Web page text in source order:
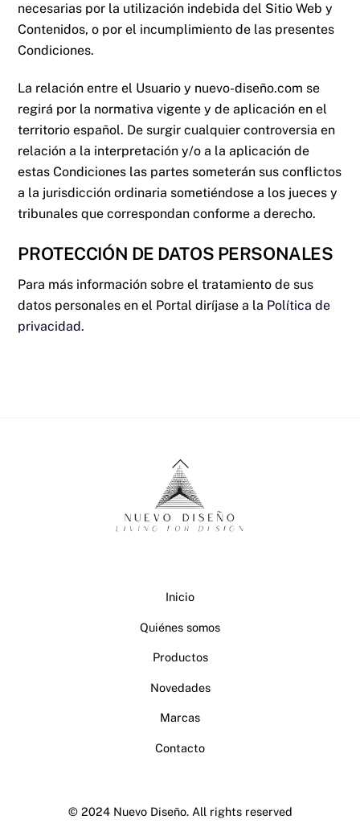
necesarias por la utilización indebida del Sitio Web y
Contenidos, o por el incumplimiento de las presentes
Condiciones.
La relación entre el Usuario y nuevo-diseño.com se
regirá por la normativa vigente y de aplicación en el
territorio español. De surgir cualquier controversia en
relación a la interpretación y/o a la aplicación de
estas Condiciones las partes someterán sus conflictos
a la jurisdicción ordinaria sometiéndose a los jueces y
tribunales que correspondan conforme a derecho.
PROTECCIÓN DE DATOS PERSONALES
Para más información sobre el tratamiento de sus
datos personales en el Portal diríjase a la Política de
privacidad.
Back
To
Top
Inicio
Quiénes somos
Productos
Novedades
Marcas
Contacto
© 2024 Nuevo Diseño. All rights reserved